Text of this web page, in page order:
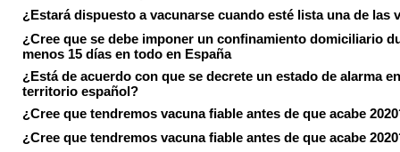
¿Estará dispuesto a vacunarse cuando esté lista una de las
¿Cree que se debe imponer un confinamiento domiciliario
menos 15 días en todo en España
¿Está de acuerdo con que se decrete un estado de alarma
territorio español?
¿Cree que tendremos vacuna fiable antes de que acabe
¿Cree que tendremos vacuna fiable antes de que acabe